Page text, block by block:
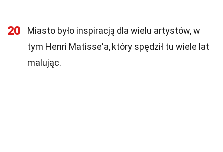
20
Miasto było inspiracją dla wielu artystów, w
tym Henri Matisse'a, który spędził tu wiele lat
malując.